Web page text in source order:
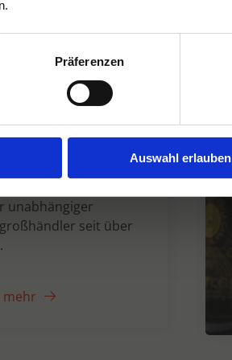
Präferenzen
Auswahl erlauben
Dranken seit
unabhängiger
seit über
mehr